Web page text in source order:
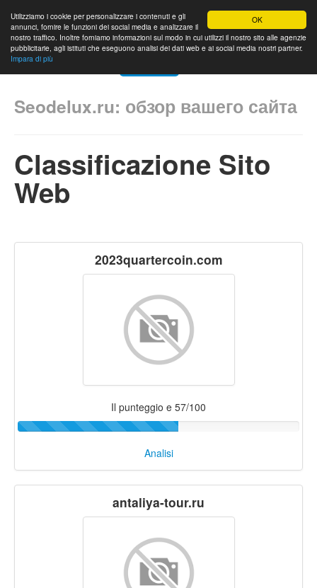
OK
Utilizziamo i cookie per personalizzare i contenuti e gli
annunci, fornire le funzioni dei social media e analizzare il
nostro traffico. Inoltre forniamo informazioni sul modo in cui utilizzi il nostro sito alle agenzie
pubblicitarie, agli istituti che eseguono analisi dei dati web e ai social media nostri partner.
Impara di più
Seodelux.ru: обзор вашего сайта
Classificazione Sito
Web
2023quartercoin.com
Il punteggio e 57/100
Analisi
antaliya-tour.ru